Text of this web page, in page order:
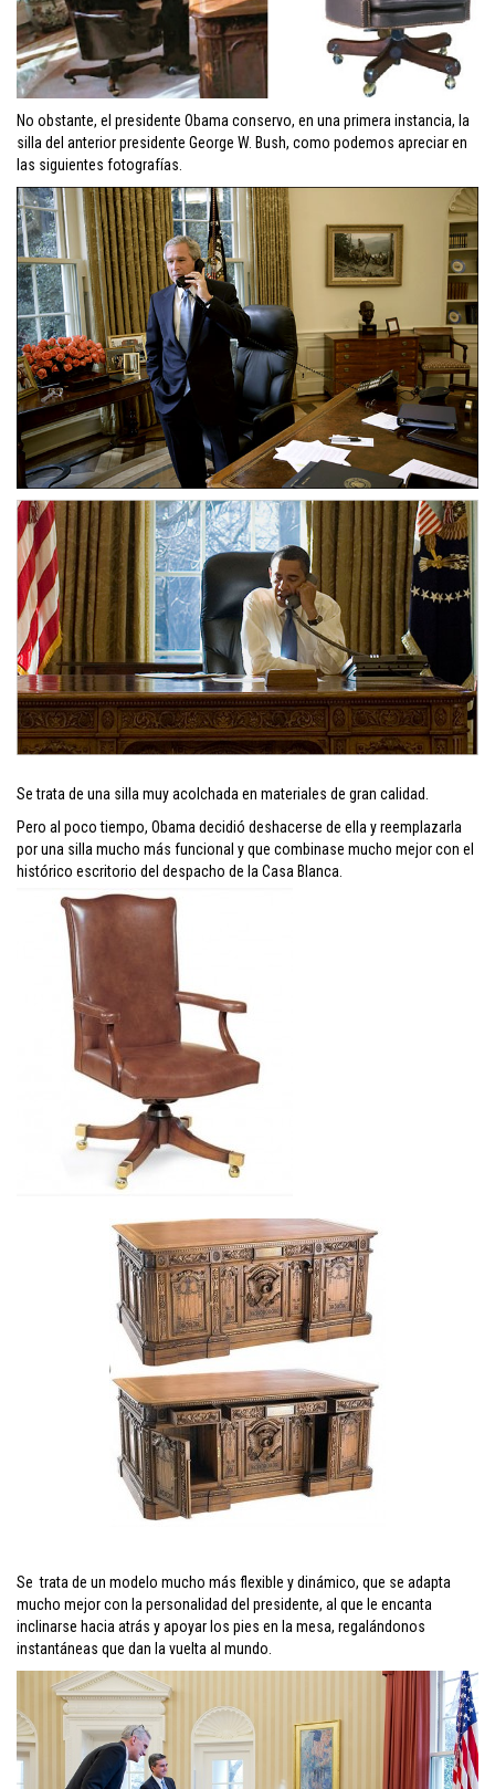
No obstante, el presidente Obama conservo, en una primera instancia, la
silla del anterior presidente George W. Bush, como podemos apreciar en
las siguientes fotografías.
Se trata de una silla muy acolchada en materiales de gran calidad.
Pero al poco tiempo, Obama decidió deshacerse de ella y reemplazarla
por una silla mucho más funcional y que combinase mucho mejor con el
histórico escritorio del despacho de la Casa Blanca.
Se trata de un modelo mucho más flexible y dinámico, que se adapta
mucho mejor con la personalidad del presidente, al que le encanta
inclinarse hacia atrás y apoyar los pies en la mesa, regalándonos
instantáneas que dan la vuelta al mundo.